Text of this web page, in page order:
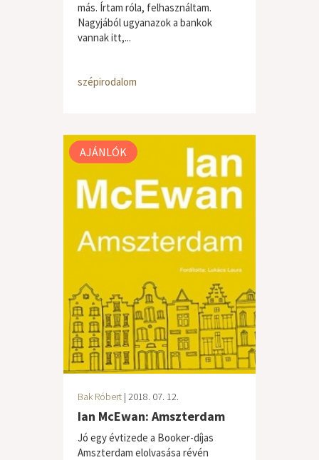
más. Írtam róla, felhasználtam.
Nagyjából ugyanazok a bankok
vannak itt,...
szépirodalom
AJÁNLÓK
Bak Róbert | 2018. 07. 12.
Ian McEwan: Amszterdam
Jó egy évtizede a Booker-díjas
Amszterdam elolvasása révén